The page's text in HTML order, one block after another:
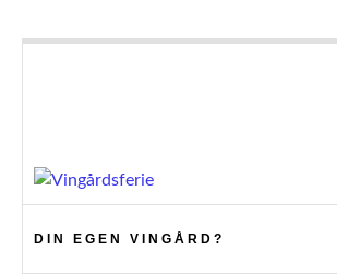
DIN EGEN VINGÅRD?